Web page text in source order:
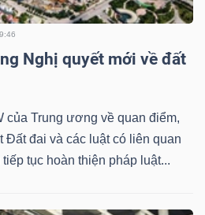
Nghị quyết mới về đất
của Trung ương về quan điểm,
đai và các luật có liên quan
tục hoàn thiện pháp luật...